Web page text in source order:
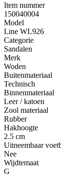
Item nummer
150040004
Model
Line WL926
Categorie
Sandalen
Merk
Woden
Buitenmateriaal
Technisch
Binnenmateriaal
Leer / katoen
Zool materiaal
Rubber
Hakhoogte
2.5 cm
Uitneembaar
Nee
Wijdtemaat
G